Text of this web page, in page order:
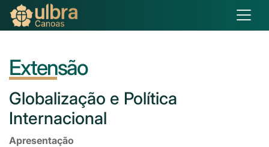
Extensão
Globalização e Política
Internacional
Apresentação